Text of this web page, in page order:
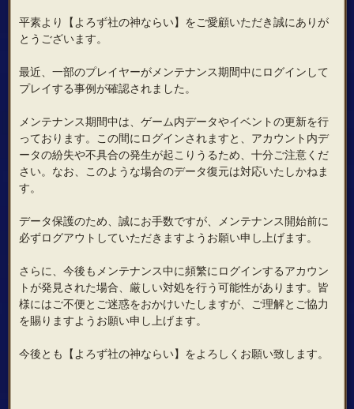
平素より【よろず社の神ならい】をご愛顧いただき誠にありが
とうございます。
最近、一部のプレイヤーがメンテナンス期間中にログインして
プレイする事例が確認されました。
メンテナンス期間中は、ゲーム内データやイベントの更新を行
っております。この間にログインされますと、アカウント内デ
ータの紛失や不具合の発生が起こりうるため、十分ご注意くだ
さい。なお、このような場合のデータ復元は対応いたしかねま
す。
データ保護のため、誠にお手数ですが、メンテナンス開始前に
必ずログアウトしていただきますようお願い申し上げます。
さらに、今後もメンテナンス中に頻繁にログインするアカウン
トが発見された場合、厳しい対処を行う可能性があります。皆
様にはご不便とご迷惑をおかけいたしますが、ご理解とご協力
を賜りますようお願い申し上げます。
今後とも【よろず社の神ならい】をよろしくお願い致します。